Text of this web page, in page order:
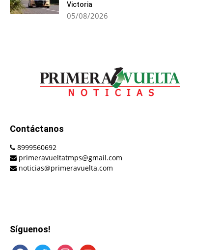
Victoria
05/08/2026
Contáctanos
8999560692
primeravueltatmps@gmail.com
noticias@primeravuelta.com
Síguenos!